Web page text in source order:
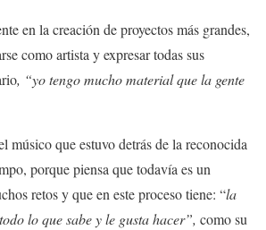
en la creación de proyectos más grandes,
como artista y expresar todas sus
, “yo tengo mucho material que la gente
músico que estuvo detrás de la reconocida
porque piensa que todavía es un
retos y que en este proceso tiene: “la
lo que sabe y le gusta hacer”, como su